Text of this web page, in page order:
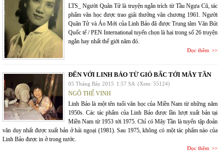
LTS_ Người Quân Tử là truyện ngắn trích từ Tầu Ngựa Cũ, tác
phẩm văn học được trao giải thưởng văn chương 1961. Người
Quân Tử và Áo Mới của Linh Bảo đã được Trung tâm Văn Bút
Quốc tế / PEN International tuyển chọn là hai trong số 26 truyện
ngắn hay nhất thế giới năm đó.
Đọc thêm
ĐẾN VỚI LINH BẢO TỪ GIÓ BẤC TỚI MÂY TẦN
05 Tháng Bảy 2015 1:57 SA (Xem: 55124)
NGÔ THẾ VINH
Linh Bảo là một tên tuổi văn học của Miền Nam từ những năm
1950s. Các tác phẩm của Linh Bảo được lần lượt xuất bản tại
Miền Nam từ 1953 tới 1975. Chỉ có Mây Tần là tuyển tập đoản
văn duy nhất được xuất bản ở hải ngoại (1981). Sau 1975, không có một tác phẩm nào của
Linh Bảo được in ở trong nước.
Đọc thêm